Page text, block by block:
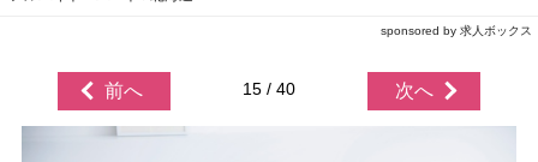
sponsored by 求人ボックス
前へ 15 / 40 次へ